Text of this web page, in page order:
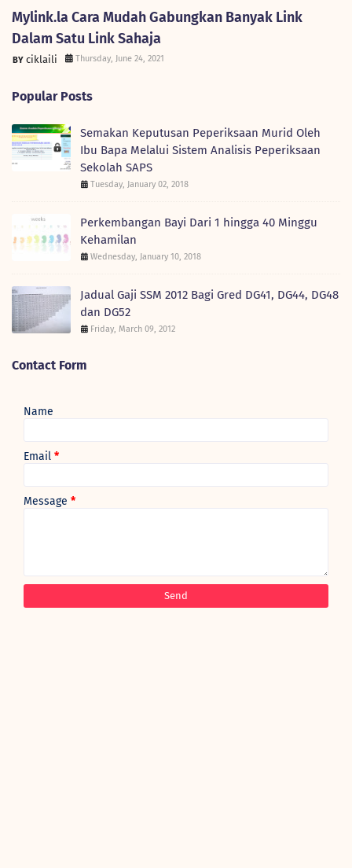
Mylink.la Cara Mudah Gabungkan Banyak Link
Dalam Satu Link Sahaja
ciklaili Thursday, June 24, 2021
Popular Posts
Semakan Keputusan Peperiksaan Murid Oleh
Ibu Bapa Melalui Sistem Analisis Peperiksaan
Sekolah SAPS
Tuesday, January 02, 2018
Perkembangan Bayi Dari 1 hingga 40 Minggu
Kehamilan
Wednesday, January 10, 2018
Jadual Gaji SSM 2012 Bagi Gred DG41, DG44, DG48
dan DG52
Friday, March 09, 2012
Contact Form
Name
Email *
Message *